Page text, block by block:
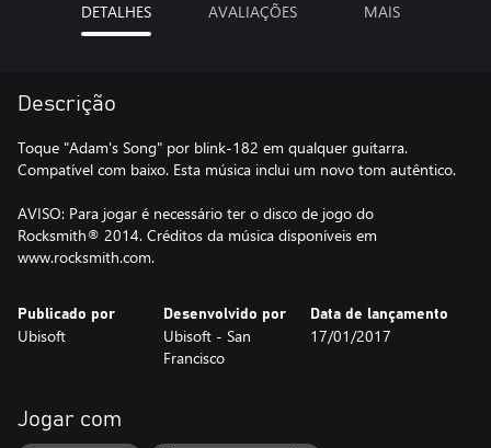
DETALHES AVALIAÇÕES MAIS
Descrição
Toque "Adam's Song" por blink-182 em qualquer guitarra.
Compatível com baixo. Esta música inclui um novo tom autêntico.
AVISO: Para jogar é necessário ter o disco de jogo do
Rocksmith® 2014. Créditos da música disponíveis em
www.rocksmith.com.
Publicado por
Ubisoft
Desenvolvido por
Ubisoft - San
Francisco
Data de lançamento
17/01/2017
Jogar com